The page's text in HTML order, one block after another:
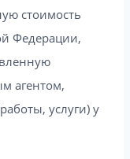
стоимость
Федерации,
агентом,
услуги) у